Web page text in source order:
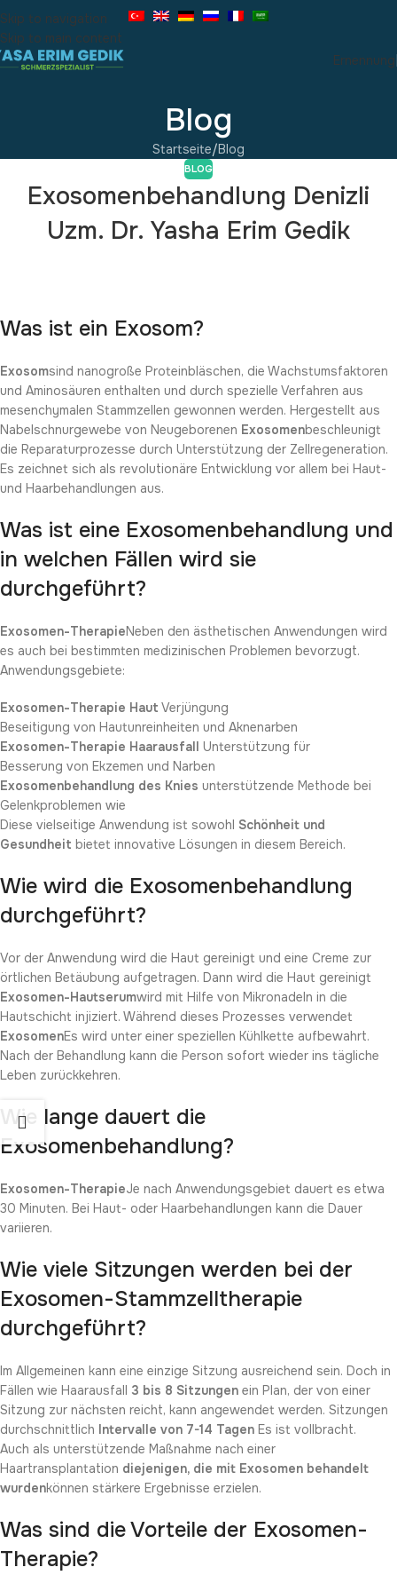
Skip to navigation
Skip to main content
Ernennung
Blog
Startseite Blog
BLOG
Exosomenbehandlung Denizli
Uzm. Dr. Yasha Erim Gedik
Was ist ein Exosom?
Exosomsind nanogroße Proteinbläschen, die Wachstumsfaktoren
und Aminosäuren enthalten und durch spezielle Verfahren aus
mesenchymalen Stammzellen gewonnen werden. Hergestellt aus
Nabelschnurgewebe von Neugeborenen Exosomenbeschleunigt
die Reparaturprozesse durch Unterstützung der Zellregeneration.
Es zeichnet sich als revolutionäre Entwicklung vor allem bei Haut-
und Haarbehandlungen aus.
Was ist eine Exosomenbehandlung und
in welchen Fällen wird sie
durchgeführt?
Exosomen-TherapieNeben den ästhetischen Anwendungen wird
es auch bei bestimmten medizinischen Problemen bevorzugt.
Anwendungsgebiete:
Exosomen-Therapie Haut Verjüngung
Beseitigung von Hautunreinheiten und Aknenarben
Exosomen-Therapie Haarausfall Unterstützung für
Besserung von Ekzemen und Narben
Exosomenbehandlung des Knies unterstützende Methode bei
Gelenkproblemen wie
Diese vielseitige Anwendung ist sowohl Schönheit und
Gesundheit bietet innovative Lösungen in diesem Bereich.
Wie wird die Exosomenbehandlung
durchgeführt?
Vor der Anwendung wird die Haut gereinigt und eine Creme zur
örtlichen Betäubung aufgetragen. Dann wird die Haut gereinigt
Exosomen-Hautserumwird mit Hilfe von Mikronadeln in die
Hautschicht injiziert. Während dieses Prozesses verwendet
ExosomenEs wird unter einer speziellen Kühlkette aufbewahrt.
Nach der Behandlung kann die Person sofort wieder ins tägliche
Leben zurückkehren.
Wie lange dauert die
Exosomenbehandlung?
Exosomen-TherapieJe nach Anwendungsgebiet dauert es etwa
30 Minuten. Bei Haut- oder Haarbehandlungen kann die Dauer
variieren.
Wie viele Sitzungen werden bei der
Exosomen-Stammzelltherapie
durchgeführt?
Im Allgemeinen kann eine einzige Sitzung ausreichend sein. Doch in
Fällen wie Haarausfall 3 bis 8 Sitzungen ein Plan, der von einer
Sitzung zur nächsten reicht, kann angewendet werden. Sitzungen
durchschnittlich Intervalle von 7-14 Tagen Es ist vollbracht.
Auch als unterstützende Maßnahme nach einer
Haartransplantation diejenigen, die mit Exosomen behandelt
wurdenkönnen stärkere Ergebnisse erzielen.
Was sind die Vorteile der Exosomen-
Therapie?